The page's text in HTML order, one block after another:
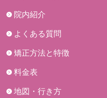
院内紹介
よくある質問
矯正方法と特徴
料金表
地図・行き方